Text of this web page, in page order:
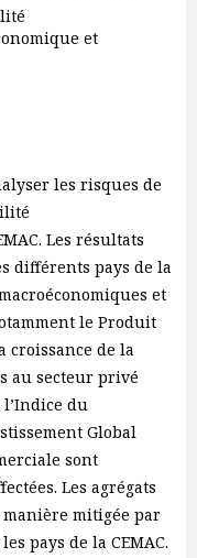
et
les risques de
Les résultats
différents pays de la
et
le Produit
croissance de la
au secteur privé
l’Indice du
Global
sont
Les agrégats
manière mitigée par
pays de la CEMAC.